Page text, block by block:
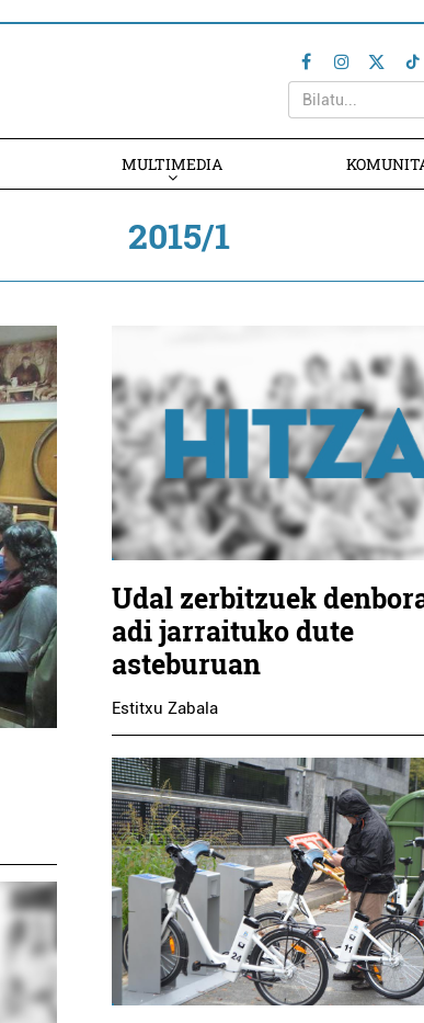
MULTIMEDIA
2015/1
Udal zerbitzuek
adi jarraituko dute
asteburuan
Estitxu Zabala